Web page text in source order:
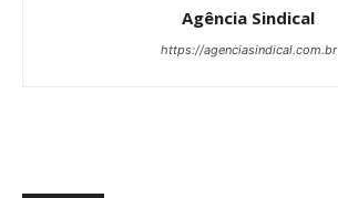
Agência Sindical
https://agenciasindical.com.br